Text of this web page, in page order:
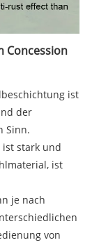
Concession
ist
der
Sinn.
ist stark und
ist
je nach
von